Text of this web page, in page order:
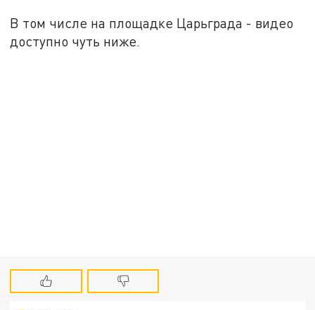
В том числе на площадке Царьграда - видео
доступно чуть ниже.